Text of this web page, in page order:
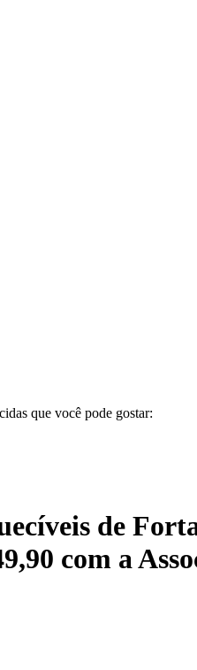
que você pode gostar:
de
com a